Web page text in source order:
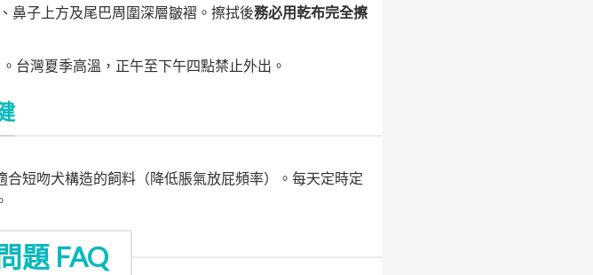
鼻子上方及尾巴周圍深層皺褶。擦拭後務必用乾布完全擦
台灣夏季高溫，正午至下午四點禁止外出。
短吻犬構造的飼料（降低脹氣放屁頻率）。每天定時定
題 FAQ